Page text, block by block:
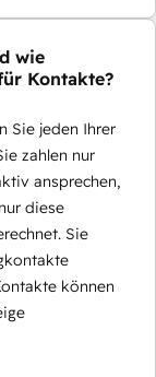
wie
Kontakte?
Sie jeden Ihrer
zahlen nur
ansprechen,
diese
Sie
können